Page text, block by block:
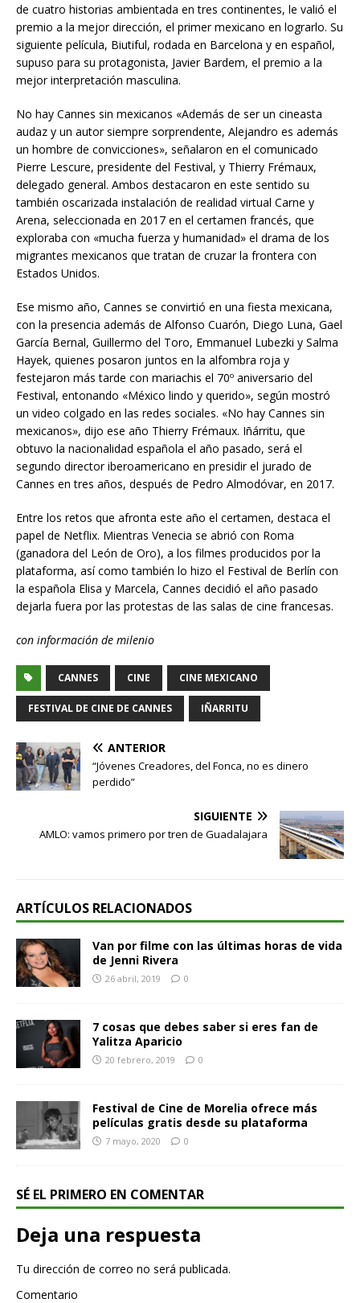
de cuatro historias ambientada en tres continentes, le valió el
premio a la mejor dirección, el primer mexicano en lograrlo. Su
siguiente película, Biutiful, rodada en Barcelona y en español,
supuso para su protagonista, Javier Bardem, el premio a la
mejor interpretación masculina.
No hay Cannes sin mexicanos «Además de ser un cineasta
audaz y un autor siempre sorprendente, Alejandro es además
un hombre de convicciones», señalaron en el comunicado
Pierre Lescure, presidente del Festival, y Thierry Frémaux,
delegado general. Ambos destacaron en este sentido su
también oscarizada instalación de realidad virtual Carne y
Arena, seleccionada en 2017 en el certamen francés, que
exploraba con «mucha fuerza y humanidad» el drama de los
migrantes mexicanos que tratan de cruzar la frontera con
Estados Unidos.
Ese mismo año, Cannes se convirtió en una fiesta mexicana,
con la presencia además de Alfonso Cuarón, Diego Luna, Gael
García Bernal, Guillermo del Toro, Emmanuel Lubezki y Salma
Hayek, quienes posaron juntos en la alfombra roja y
festejaron más tarde con mariachis el 70º aniversario del
Festival, entonando «México lindo y querido», según mostró
un video colgado en las redes sociales. «No hay Cannes sin
mexicanos», dijo ese año Thierry Frémaux. Iñárritu, que
obtuvo la nacionalidad española el año pasado, será el
segundo director iberoamericano en presidir el jurado de
Cannes en tres años, después de Pedro Almodóvar, en 2017.
Entre los retos que afronta este año el certamen, destaca el
papel de Netflix. Mientras Venecia se abrió con Roma
(ganadora del León de Oro), a los filmes producidos por la
plataforma, así como también lo hizo el Festival de Berlín con
la española Elisa y Marcela, Cannes decidió el año pasado
dejarla fuera por las protestas de las salas de cine francesas.
con información de milenio
CANNES CINE CINE MEXICANO
FESTIVAL DE CINE DE CANNES IÑARRITU
ANTERIOR
“Jóvenes Creadores, del Fonca, no es dinero
perdido”
SIGUIENTE
AMLO: vamos primero por tren de Guadalajara
ARTÍCULOS RELACIONADOS
Van por filme con las últimas horas de vida
de Jenni Rivera
26 abril, 2019 0
7 cosas que debes saber si eres fan de
Yalitza Aparicio
20 febrero, 2019 0
Festival de Cine de Morelia ofrece más
películas gratis desde su plataforma
7 mayo, 2020 0
SÉ EL PRIMERO EN COMENTAR
Deja una respuesta
Tu dirección de correo no será publicada.
Comentario